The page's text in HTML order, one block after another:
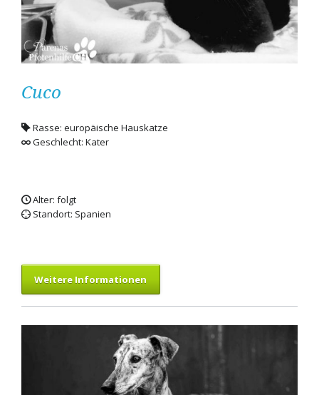
Cuco
Rasse: europäische Hauskatze
Geschlecht: Kater
Alter: folgt
Standort: Spanien
Weitere Informationen